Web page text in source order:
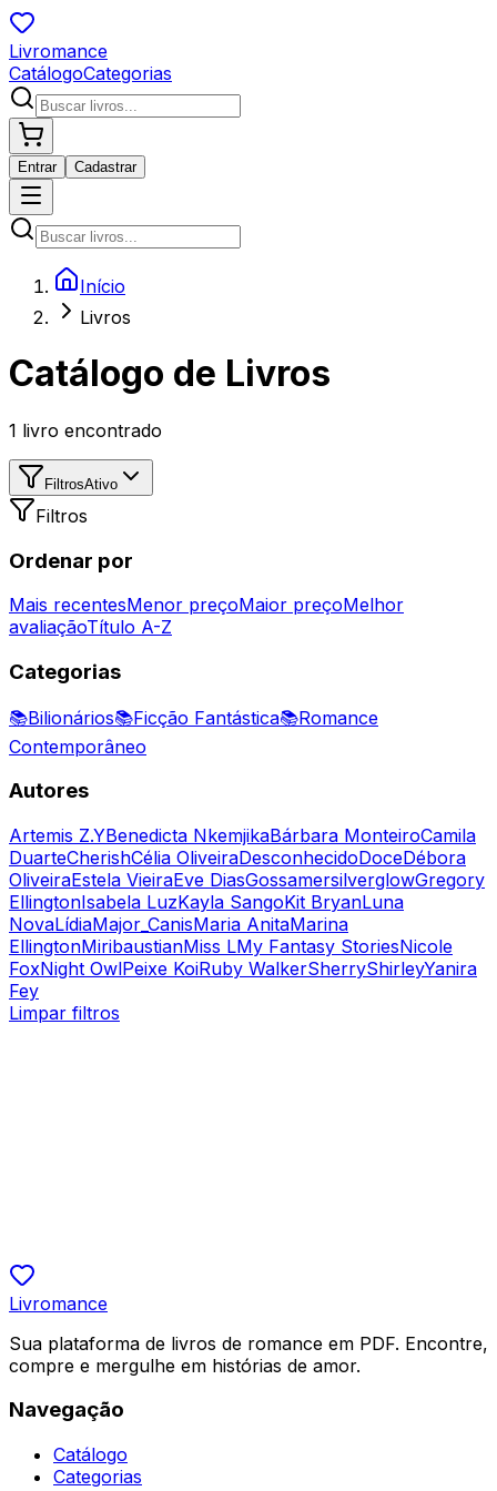
Livromance
CatálogoCategorias
Entrar Cadastrar
Início
Livros
Catálogo de Livros
1 livro encontrado
FiltrosAtivo
Filtros
Ordenar por
Mais recentesMenor preçoMaior preçoMelhor
avaliaçãoTítulo A-Z
Categorias
📚Bilionários📚Ficção Fantástica📚Romance
Contemporâneo
Autores
Artemis Z.YBenedicta NkemjikaBárbara MonteiroCamila
DuarteCherishCélia OliveiraDesconhecidoDoceDébora
OliveiraEstela VieiraEve DiasGossamersilverglowGregory
EllingtonIsabela LuzKayla SangoKit BryanLuna
NovaLídiaMajor_CanisMaria AnitaMarina
EllingtonMiribaustianMiss LMy Fantasy StoriesNicole
FoxNight OwlPeixe KoiRuby WalkerSherryShirleyYanira
Fey
Limpar filtros
Livromance
Sua plataforma de livros de romance em PDF. Encontre,
compre e mergulhe em histórias de amor.
Navegação
Catálogo
Categorias